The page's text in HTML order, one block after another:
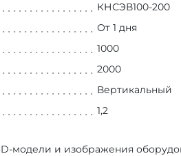
КНСЭВ100-200
От 1 дня
1000
2000
Вертикальный
1,2
модели и изображения